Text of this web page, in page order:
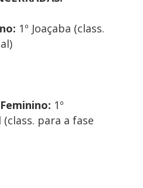
1º Joaçaba (class.
1º
para a fase